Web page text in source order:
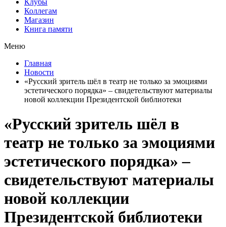
Клубы
Коллегам
Магазин
Книга памяти
Меню
Главная
Новости
«Русский зритель шёл в театр не только за эмоциями
эстетического порядка» – свидетельствуют материалы
новой коллекции Президентской библиотеки
«Русский зритель шёл в
театр не только за эмоциями
эстетического порядка» –
свидетельствуют материалы
новой коллекции
Президентской библиотеки